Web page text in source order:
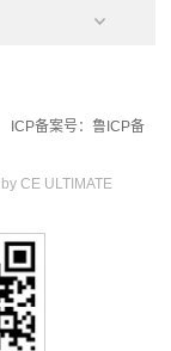
ICP备案号：鲁ICP备
CE ULTIMATE